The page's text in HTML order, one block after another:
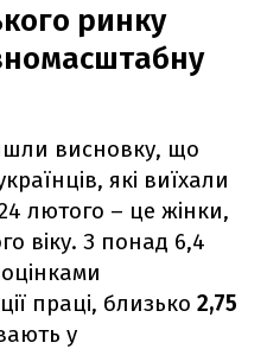
ринку
висновку, що
які виїхали
лютого – це жінки,
віку. З понад 6,4
праці, близько 2,75
у